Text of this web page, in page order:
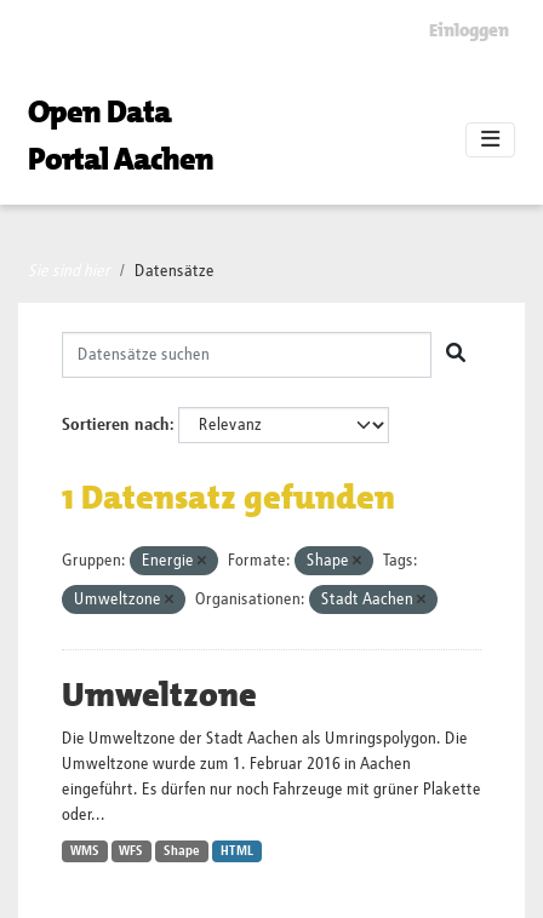
Einloggen
Open Data
Portal Aachen
Datensätze
Sortieren nach
1 Datensatz gefunden
Gruppen: Energie Formate: Shape Tags:
Umweltzone Organisationen: Stadt Aachen
Umweltzone
Die Umweltzone der Stadt Aachen als Umringspolygon. Die
Umweltzone wurde zum 1. Februar 2016 in Aachen
eingeführt. Es dürfen nur noch Fahrzeuge mit grüner Plakette
oder...
WMS WFS Shape HTML